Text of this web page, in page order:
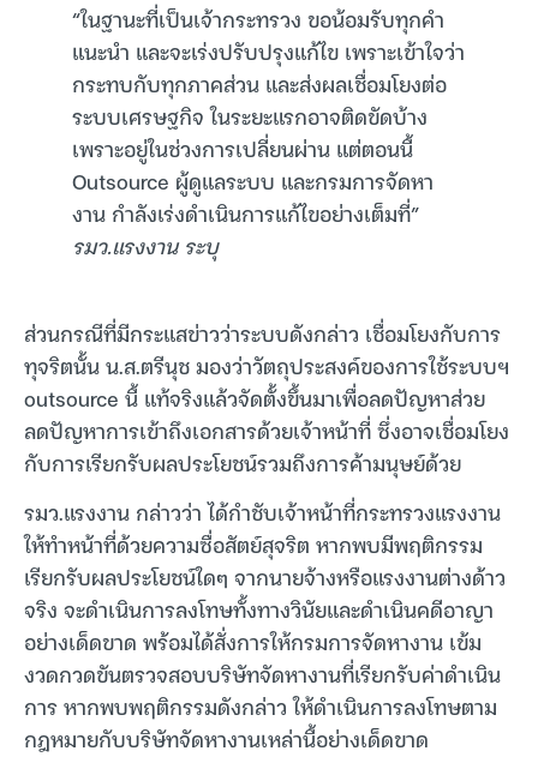
“ในฐานะที่เป็นเจ้ากระทรวง ขอน้อมรับทุกคำ
แนะนำ และจะเร่งปรับปรุงแก้ไข เพราะเข้าใจว่า
กระทบกับทุกภาคส่วน และส่งผลเชื่อมโยงต่อ
ระบบเศรษฐกิจ ในระยะแรกอาจติดขัดบ้าง
เพราะอยู่ในช่วงการเปลี่ยนผ่าน แต่ตอนนี้
Outsource ผู้ดูแลระบบ และกรมการจัดหา
งาน กำลังเร่งดำเนินการแก้ไขอย่างเต็มที่”
รมว.แรงงาน ระบุ
ส่วนกรณีที่มีกระแสข่าวว่าระบบดังกล่าว เชื่อมโยงกับการ
ทุจริตนั้น น.ส.ตรีนุช มองว่าวัตถุประสงค์ของการใช้ระบบฯ
outsource นี้ แท้จริงแล้วจัดตั้งขึ้นมาเพื่อลดปัญหาส่วย
ลดปัญหาการเข้าถึงเอกสารด้วยเจ้าหน้าที่ ซึ่งอาจเชื่อมโยง
กับการเรียกรับผลประโยชน์รวมถึงการค้ามนุษย์ด้วย
รมว.แรงงาน กล่าวว่า ได้กำชับเจ้าหน้าที่กระทรวงแรงงาน
ให้ทำหน้าที่ด้วยความซื่อสัตย์สุจริต หากพบมีพฤติกรรม
เรียกรับผลประโยชน์ใดๆ จากนายจ้างหรือแรงงานต่างด้าว
จริง จะดำเนินการลงโทษทั้งทางวินัยและดำเนินคดีอาญา
อย่างเด็ดขาด พร้อมได้สั่งการให้กรมการจัดหางาน เข้ม
งวดกวดขันตรวจสอบบริษัทจัดหางานที่เรียกรับค่าดำเนิน
การ หากพบพฤติกรรมดังกล่าว ให้ดำเนินการลงโทษตาม
กฎหมายกับบริษัทจัดหางานเหล่านี้อย่างเด็ดขาด